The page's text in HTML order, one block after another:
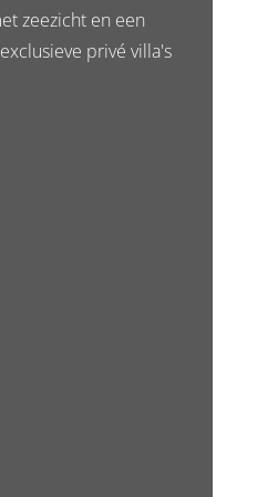
zeezicht en een
privé villa's